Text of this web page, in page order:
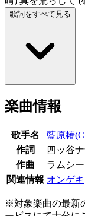
歌詞をすべて見る
楽曲情報
歌手名
藍原椿
作詞
四ッ谷
作曲
ラムシ
関連情報 オンゲキ
※対象楽曲の最新